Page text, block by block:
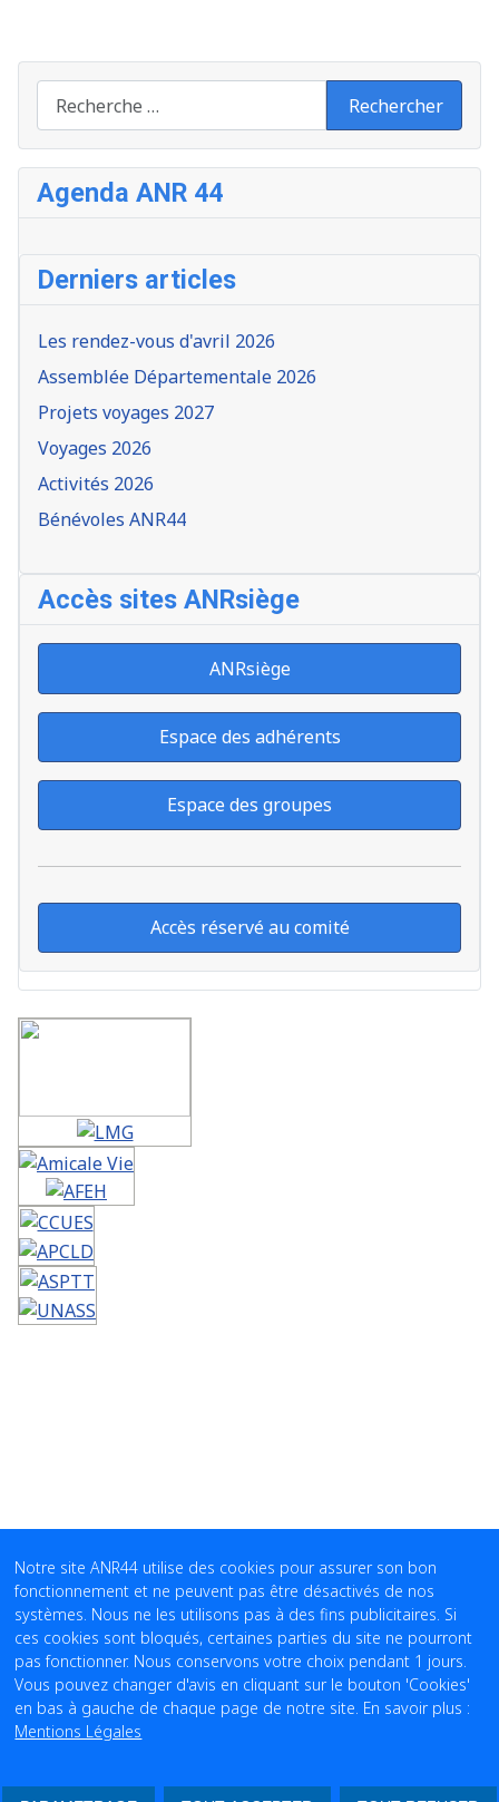
Rechercher
Agenda ANR 44
Derniers articles
Les rendez-vous d'avril 2026
Assemblée Départementale 2026
Projets voyages 2027
Voyages 2026
Activités 2026
Bénévoles ANR44
Accès sites ANRsiège
ANRsiège
Espace des adhérents
Espace des groupes
Accès réservé au comité
Notre site ANR44 utilise des cookies pour assurer son bon
fonctionnement et ne peuvent pas être désactivés de nos
systèmes. Nous ne les utilisons pas à des fins publicitaires. Si
ces cookies sont bloqués, certaines parties du site ne pourront
pas fonctionner. Nous conservons votre choix pendant 1 jours.
Vous pouvez changer d'avis en cliquant sur le bouton 'Cookies'
en bas à gauche de chaque page de notre site. En savoir plus :
Mentions Légales